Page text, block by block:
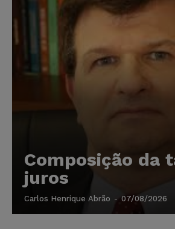
Composição da
juros
Carlos Henrique Abrão - 07/08/2026